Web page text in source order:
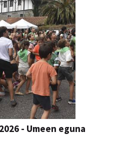
- Umeen eguna